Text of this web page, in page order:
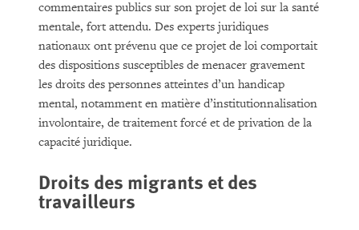
commentaires publics sur son projet de loi sur la santé
mentale, fort attendu. Des experts juridiques
nationaux ont prévenu que ce projet de loi comportait
des dispositions susceptibles de menacer gravement
les droits des personnes atteintes d’un handicap
mental, notamment en matière d’institutionnalisation
involontaire, de traitement forcé et de privation de la
capacité juridique.
Droits des migrants et des
travailleurs